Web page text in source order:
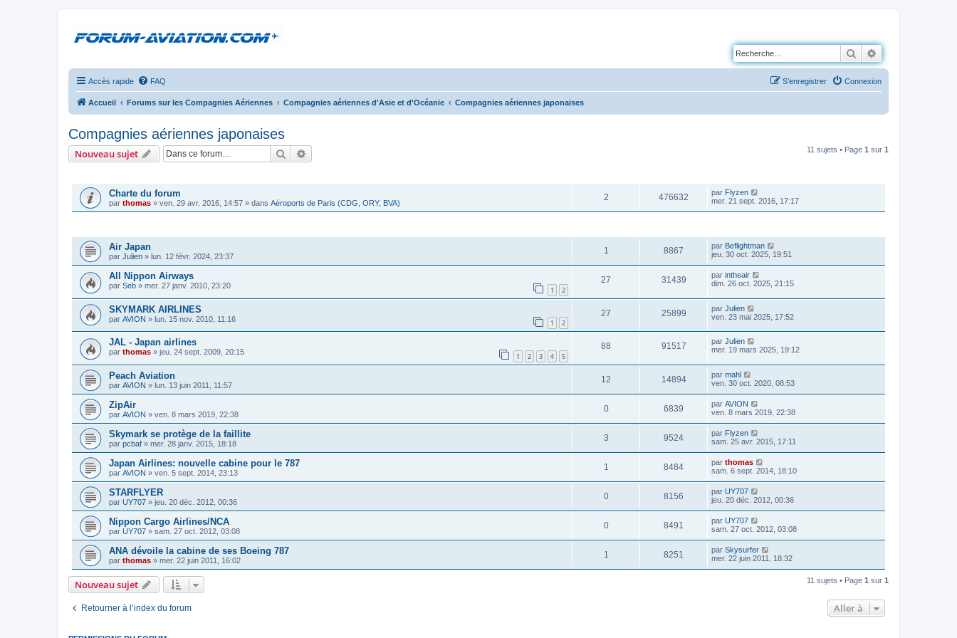
Rechercher
Accès rapide FAQ Connexion
S’enregistrer
Accueil Forums sur les Compagnies Aériennes Compagnies aériennes d'Asie et d'Océanie Compagnies aériennes japonaises
Compagnies aériennes japonaises
Nouveau sujet Rechercher 11 sujets • Page 1 sur 1
Charte du forum
par thomas » ven. 29 avr. 2016, 14:57 » dans Aéroports de Paris (CDG, ORY, BVA)
2 476632 par Flyzen
mer. 21 sept. 2016, 17:17
Air Japan
par Julien » lun. 12 févr. 2024, 23:37
1 8867 par Beflightman
jeu. 30 oct. 2025, 19:51
All Nippon Airways
par Seb » mer. 27 janv. 2010, 23:20 1 2
27 31439 par intheair
dim. 26 oct. 2025, 21:15
SKYMARK AIRLINES
par AVION » lun. 15 nov. 2010, 11:16 1 2
27 25899 par Julien
ven. 23 mai 2025, 17:52
JAL - Japan airlines
par thomas » jeu. 24 sept. 2009, 20:15 1 2 3 4 5
88 91517 par Julien
mer. 19 mars 2025, 19:12
Peach Aviation
par AVION » lun. 13 juin 2011, 11:57
12 14894 par mahl
ven. 30 oct. 2020, 08:53
ZipAir
par AVION » ven. 8 mars 2019, 22:38
0 6839 par AVION
ven. 8 mars 2019, 22:38
Skymark se protège de la faillite
par pcbaf » mer. 28 janv. 2015, 18:18
3 9524 par Flyzen
sam. 25 avr. 2015, 17:11
Japan Airlines: nouvelle cabine pour le 787
par AVION » ven. 5 sept. 2014, 23:13
1 8484 par thomas
sam. 6 sept. 2014, 18:10
STARFLYER
par UY707 » jeu. 20 déc. 2012, 00:36
0 8156 par UY707
jeu. 20 déc. 2012, 00:36
Nippon Cargo Airlines/NCA
par UY707 » sam. 27 oct. 2012, 03:08
0 8491 par UY707
sam. 27 oct. 2012, 03:08
ANA dévoile la cabine de ses Boeing 787
par thomas » mer. 22 juin 2011, 16:02
1 8251 par Skysurfer
mer. 22 juin 2011, 18:32
Nouveau sujet 11 sujets • Page 1 sur 1
Retourner à l’index du forum Aller à